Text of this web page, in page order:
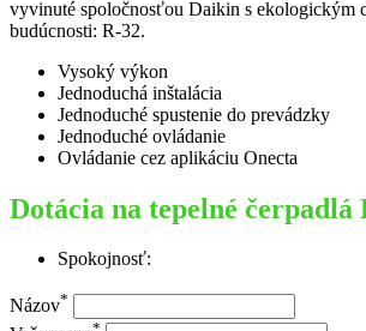
vyvinuté spoločnosťou Daikin s ekologickým
budúcnosti: R-32.
Vysoký výkon
Jednoduchá inštalácia
Jednoduché spustenie do prevádzky
Jednoduché ovládanie
Ovládanie cez aplikáciu Onecta
Dotácia na tepelné
Spokojnosť:
Názov*